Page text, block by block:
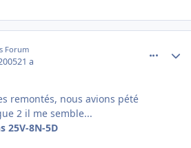
Forum
21 a
remontés, nous avions pété
2 il me semble...
25V-8N-5D